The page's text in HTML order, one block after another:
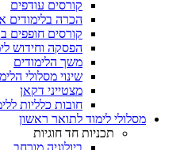
קורסים עודפים
הכרה בלימודים
קורסים חופפים
הפסקה וחידוש
משך הלימודים
שינוי מסלולי
מצטייני דקאן
חובות כלליות
מסלולי לימוד לתואר ראשון
תכניות חד חוגיות
ביולוגיה מורחב